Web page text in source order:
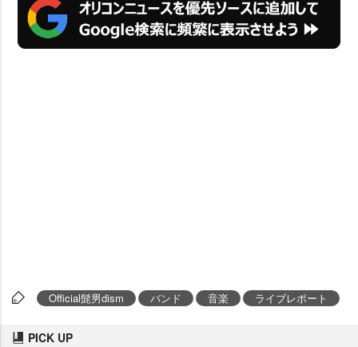
Official髭男dism バンド 音楽 ライブレポート
PICK UP